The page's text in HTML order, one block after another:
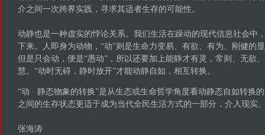
介之间一次跨界实践，寻求其适者生存的可能性。
动静也是一种虚实的悖论关系。我们生活在躁动的现代信息社会中
下来。人即身为动物，“动”则是生命力变易、有欲、有为、刚健的
但是只会动，便是“愚动”，所以还要加上能静才有灵，常则、无欲
慧。“动时无碍，静时放开”才能动静自如，相互转换。
“动 · 静态物象的转换”是从生态或生命哲学角度看动静态自如转换
之间的生存状态更适于成为当代全民生活方式的一部分，介入现实
张海涛